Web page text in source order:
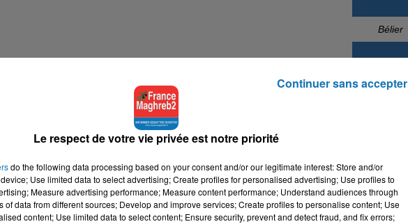
Bélier
Le respect de votre vie privée est notre priorité
do the following data processing based on your consent and/or our legitimate interest: Store and/or
Use limited data to select advertising; Create profiles for personalised advertising; Use profiles to
Measure advertising performance; Measure content performance; Understand audiences through
of data from different sources; Develop and improve services; Create profiles to personalise content; Use
content; Use limited data to select content; Ensure security, prevent and detect fraud, and fix errors;
Continuer sans accepter